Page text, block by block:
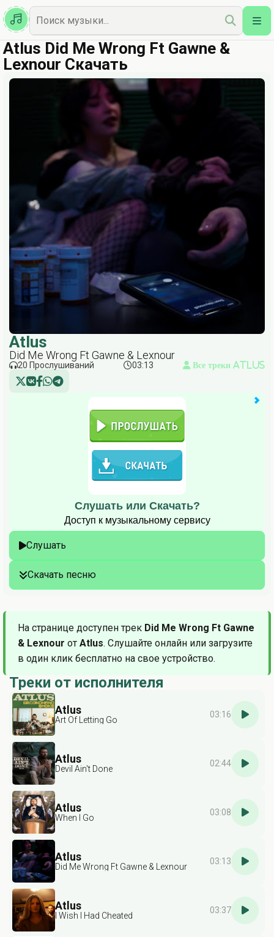
Казахская
Наш Топ
Atlus Did Me Wrong Ft Gawne &
Lexnour Скачать
Atlus
Did Me Wrong Ft Gawne & Lexnour
20 Прослушиваний 03:13 Все треки Atlus
Слушать или Скачать?
Доступ к музыкальному сервису
Слушать
Скачать песню
На странице доступен трек Did Me Wrong Ft Gawne
& Lexnour от Atlus. Слушайте онлайн или загрузите
в один клик бесплатно на свое устройство.
Треки от исполнителя
Atlus
Art Of Letting Go
03:16
Atlus
Devil Ain't Done
02:44
Atlus
When I Go
03:08
Atlus
Did Me Wrong Ft Gawne & Lexnour
03:13
Atlus
I Wish I Had Cheated
03:37